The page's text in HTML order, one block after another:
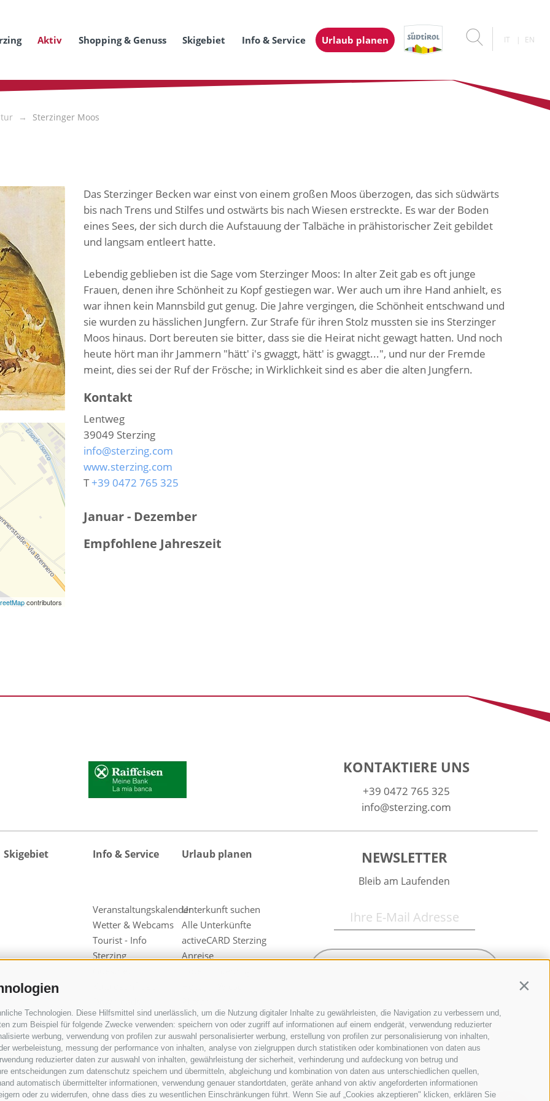
Technologien. Diese Hilfsmittel sind unerlässlich, um die Nutzung digitaler Inhalte zu gewährleisten, die Navigation zu verbessern und,
zum Beispiel für folgende Zwecke verwenden: speichern von oder zugriff auf informationen auf einem endgerät, verwendung reduzierter
werbung, verwendung von profilen zur auswahl personalisierter werbung, erstellung von profilen zur personalisierung von inhalten,
werbeleistung, messung der performance von inhalten, analyse von zielgruppen durch statistiken oder kombinationen von daten aus
reduzierter daten zur auswahl von inhalten, gewährleistung der sicherheit, verhinderung und aufdeckung von betrug und
entscheidungen zum datenschutz speichern und übermitteln, abgleichung und kombination von daten aus unterschiedlichen quellen,
automatisch übermittelter informationen, verwendung genauer standortdaten, geräte anhand von aktiv angeforderten informationen
oder zu widerrufen, ohne dass dies zu wesentlichen Einschränkungen führt. Wenn Sie auf „Cookies akzeptieren" klicken, erklären Sie
Aktiv Shopping & Genuss Skigebiet Info & Service Urlaub planen IT EN
Sterzinger Moos
contributors
Das Sterzinger Becken war einst von einem großen Moos überzogen, das sich südwärts
bis nach Trens und Stilfes und ostwärts bis nach Wiesen erstreckte. Es war der Boden
eines Sees, der sich durch die Aufstauung der Talbäche in prähistorischer Zeit gebildet
und langsam entleert hatte.
Lebendig geblieben ist die Sage vom Sterzinger Moos: In alter Zeit gab es oft junge
Frauen, denen ihre Schönheit zu Kopf gestiegen war. Wer auch um ihre Hand anhielt, es
war ihnen kein Mannsbild gut genug. Die Jahre vergingen, die Schönheit entschwand und
sie wurden zu hässlichen Jungfern. Zur Strafe für ihren Stolz mussten sie ins Sterzinger
Moos hinaus. Dort bereuten sie bitter, dass sie die Heirat nicht gewagt hatten. Und noch
heute hört man ihr Jammern "hätt' i's gwaggt, hätt' is gwaggt...", und nur der Fremde
meint, dies sei der Ruf der Frösche; in Wirklichkeit sind es aber die alten Jungfern.
Kontakt
Lentweg
39049 Sterzing
info@sterzing.com
www.sterzing.com
T+39 0472 765 325
Januar - Dezember
Empfohlene Jahreszeit
KONTAKTIERE UNS
+39 0472 765 325
info@sterzing.com
Skigebiet Info & Service
Veranstaltungskalender
Wetter & Webcams
Tourist - Info
Sterzing
Videos & Fotos
Unsere
Werbepartner
Gruppen &
Reiseveranstalter
Wipptal
Urlaub planen
Unterkunft suchen
Alle Unterkünfte
activeCARD Sterzing
Anreise
Hotel in Freienfeld
Urlaub auf dem
Bauernhof
NEWSLETTER
Bleib am Laufenden